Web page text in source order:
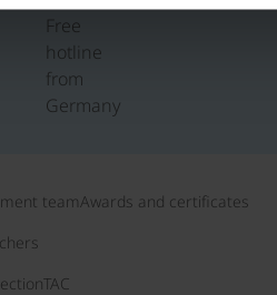
Free
hotline
from
Germany
teamAwards and certificates
TAC